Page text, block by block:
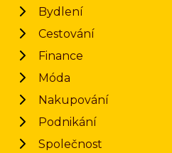
Bydlení
Cestování
Finance
Móda
Nakupování
Podnikání
Společnost